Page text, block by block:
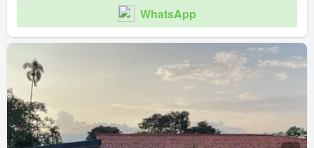
WhatsApp